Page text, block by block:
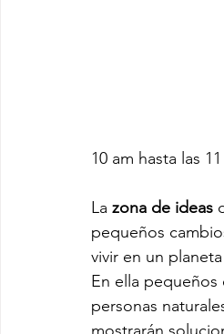
10 am hasta las
La zona de ideas
pequeños
vivir en un
En ella
personas